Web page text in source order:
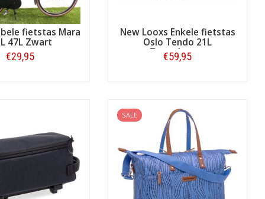
fietstas Mara
47L Zwart
€29,95
New Looxs Enkele fietstas
Oslo Tendo 21L
Zwart/groen
€59,95
SALE